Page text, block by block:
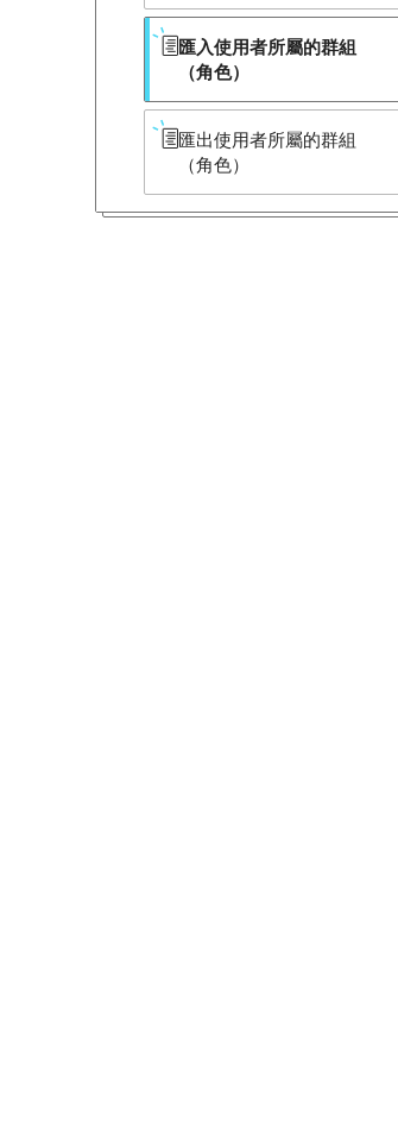
匯入使用者所屬的群組​
（角色）
匯出使用者所屬的群組​
（角色）